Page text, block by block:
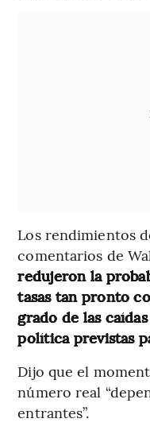
Los rendimientos
comentarios de
redujeron la
tasas tan pronto
grado de las
política previstas
Dijo que el
número real
entrantes”.